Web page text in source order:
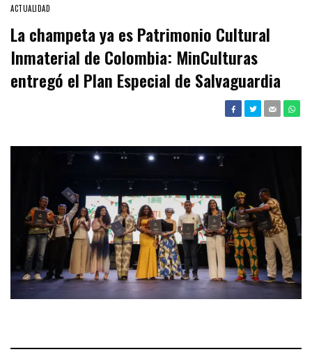
ACTUALIDAD
La champeta ya es Patrimonio Cultural
Inmaterial de Colombia: MinCulturas
entregó el Plan Especial de Salvaguardia